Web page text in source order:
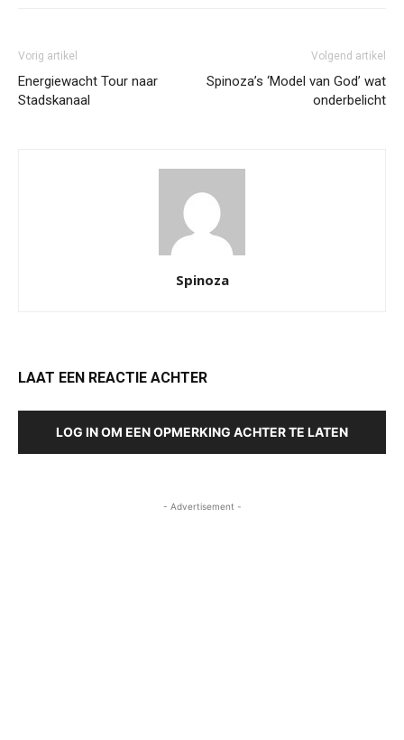
Vorig artikel
Energiewacht Tour naar
Stadskanaal
Volgend artikel
Spinoza’s ‘Model van God’ wat
onderbelicht
Spinoza
LAAT EEN REACTIE ACHTER
LOG IN OM EEN OPMERKING ACHTER TE LATEN
- Advertisement -